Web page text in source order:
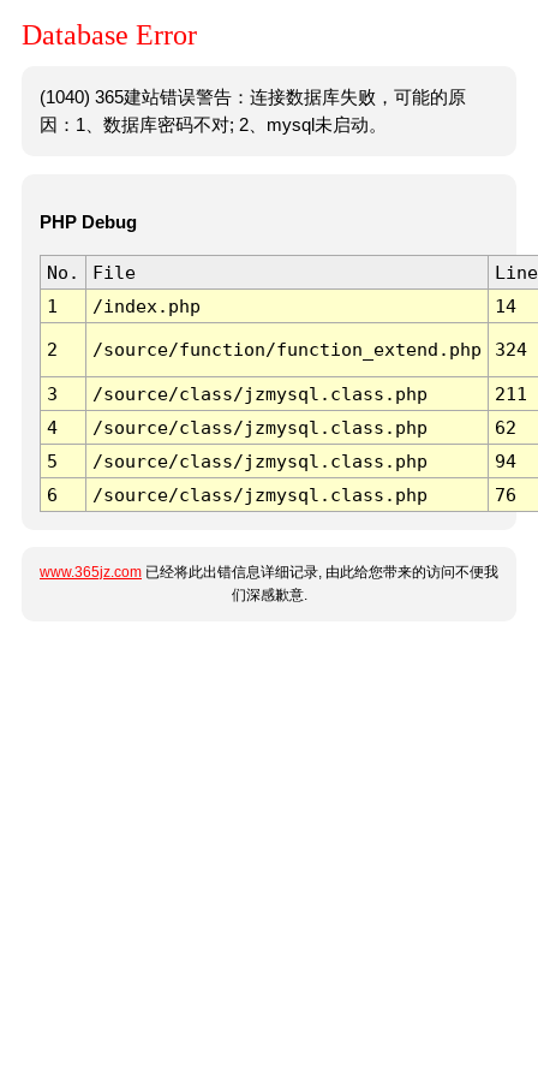
Database Error
(1040) 365建站错误警告：连接数据库失败，可能的原
因：1、数据库密码不对; 2、mysql未启动。
PHP Debug
No. File
Line
1
/index.php 14
2 /source/function/function_extend.php 324
3 /source/class/jzmysql.class.php
211
4
/source/class/jzmysql.class.php
62
5
/source/class/jzmysql.class.php
94
6
/source/class/jzmysql.class.php 76
www.365jz.com 已经将此出错信息详细记录, 由此给您带来的访问不便我
们深感歉意.